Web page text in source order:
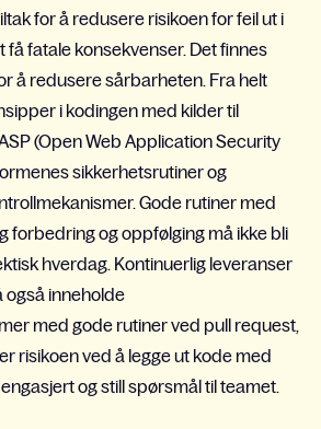
for å redusere risikoen for feil ut i
få fatale konsekvenser. Det finnes
å redusere sårbarheten. Fra helt
i kodingen med kilder til
(Open Web Application Security
sikkerhetsrutiner og
Gode rutiner med
forbedring og oppfølging må ikke bli
hverdag. Kontinuerlig leveranser
også inneholde
med gode rutiner ved pull request,
risikoen ved å legge ut kode med
og still spørsmål til teamet.